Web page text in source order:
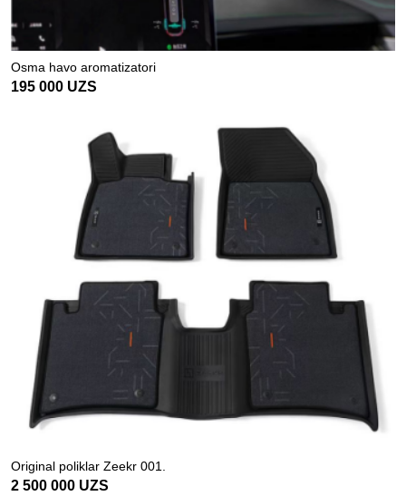
Osma havo aromatizatori
195 000 UZS
Original poliklar Zeekr 001.
2 500 000 UZS